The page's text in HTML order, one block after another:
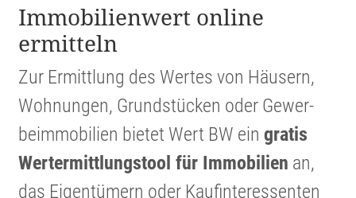
Immobi­li­en­wert online
ermitteln
Zur Ermitt­lung des Wertes von Häusern,
Wohnungen, Grund­stücken oder Gewer­
beim­mo­bi­lien bietet Wert BW ein gratis
Werter­mitt­lungs­tool für Immobi­lien an,
das Eigen­tü­mern oder Kaufin­ter­es­senten